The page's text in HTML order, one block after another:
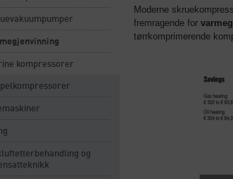
kompressorer
og
Moderne
fremragende for
tørrkomprimerende